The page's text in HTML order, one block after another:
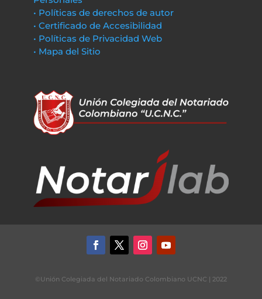
• Políticas de derechos de autor
• Certificado de Accesibilidad
• Políticas de Privacidad Web
• Mapa del Sitio
©Unión Colegiada del Notariado Colombiano UCNC | 2022